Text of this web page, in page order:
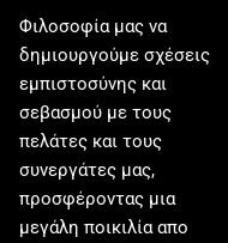
Φιλοσοφία μας να
δημιουργούμε σχέσεις
εμπιστοσύνης και
σεβασμού με τους
πελάτες και τους
συνεργάτες μας,
προσφέροντας μια
μεγάλη ποικιλία απο